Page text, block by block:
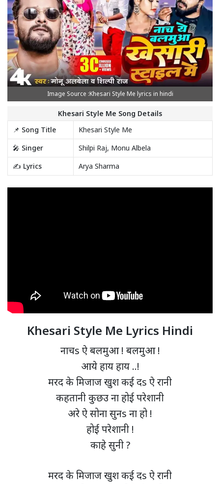
Image Source :Khesari Style Me lyrics in hindi
Khesari Style Me Song Details
📌 Song Title
Khesari Style Me
🎤 Singer
Shilpi Raj, Monu Albela
✍️ Lyrics
Arya Sharma
Khesari Style Me Lyrics Hindi
नाचs ऐ बलमुआ ! बलमुआ !
आये हाय हाय ..!
मरद के मिजाज खुश कई दs ऐ रानी
कहतानी कुछउ ना होई परेशानी
अरे ऐ सोना सुनs ना हो !
होई परेशानी !
काहे सुनी ?
मरद के मिजाज खुश कई दs ऐ रानी